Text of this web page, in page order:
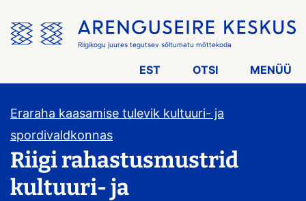
menüü
vahele
Riigikogu juures tegutsev sõltumatu mõttekoda
EST OTSI MENÜÜ
Eraraha kaasamise tulevik kultuuri- ja
spordivaldkonnas
Riigi rahastusmustrid
kultuuri- ja